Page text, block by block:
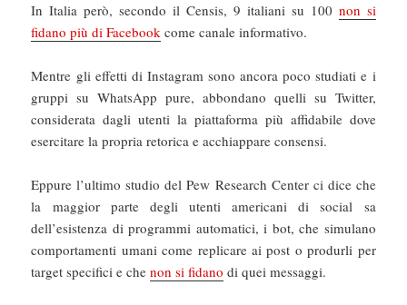
In Italia però, secondo il Censis, 9 italiani su 100 non si
fidano più di Facebook come canale informativo.
Mentre gli effetti di Instagram sono ancora poco studiati e i
gruppi su WhatsApp pure, abbondano quelli su Twitter,
considerata dagli utenti la piattaforma più affidabile dove
esercitare la propria retorica e acchiappare consensi.
Eppure l’ultimo studio del Pew Research Center ci dice che
la maggior parte degli utenti americani di social sa
dell’esistenza di programmi automatici, i bot, che simulano
comportamenti umani come replicare ai post o produrli per
target specifici e chenon si fidano di quei messaggi.